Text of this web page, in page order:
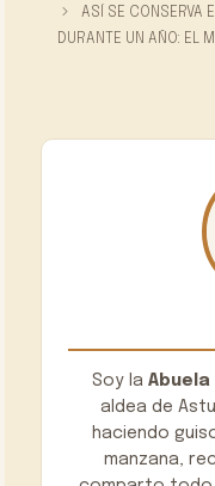
ASÍ SE CONSERVA
DURANTE UN AÑO: EL
Soy la
aldea de
haciendo
manzana,